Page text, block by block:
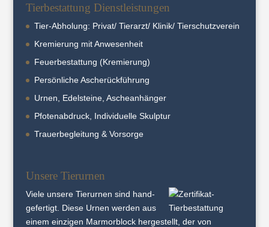
Tierbestattung Dienstleistungen
Tier-Abholung: Privat/ Tierarzt/ Klinik/ Tierschutzverein
Kremierung mit Anwesenheit
Feuerbestattung (Kremierung)
Persönliche Ascherückführung
Urnen, Edelsteine, Ascheanhänger
Pfotenabdruck, Individuelle Skulptur
Trauerbegleitung & Vorsorge
Unsere Tierurnen
Viele unsere Tier­urnen sind hand­
gefertigt. Diese Urnen werden aus
einem einzigen Marmor­block her­gestellt, der von